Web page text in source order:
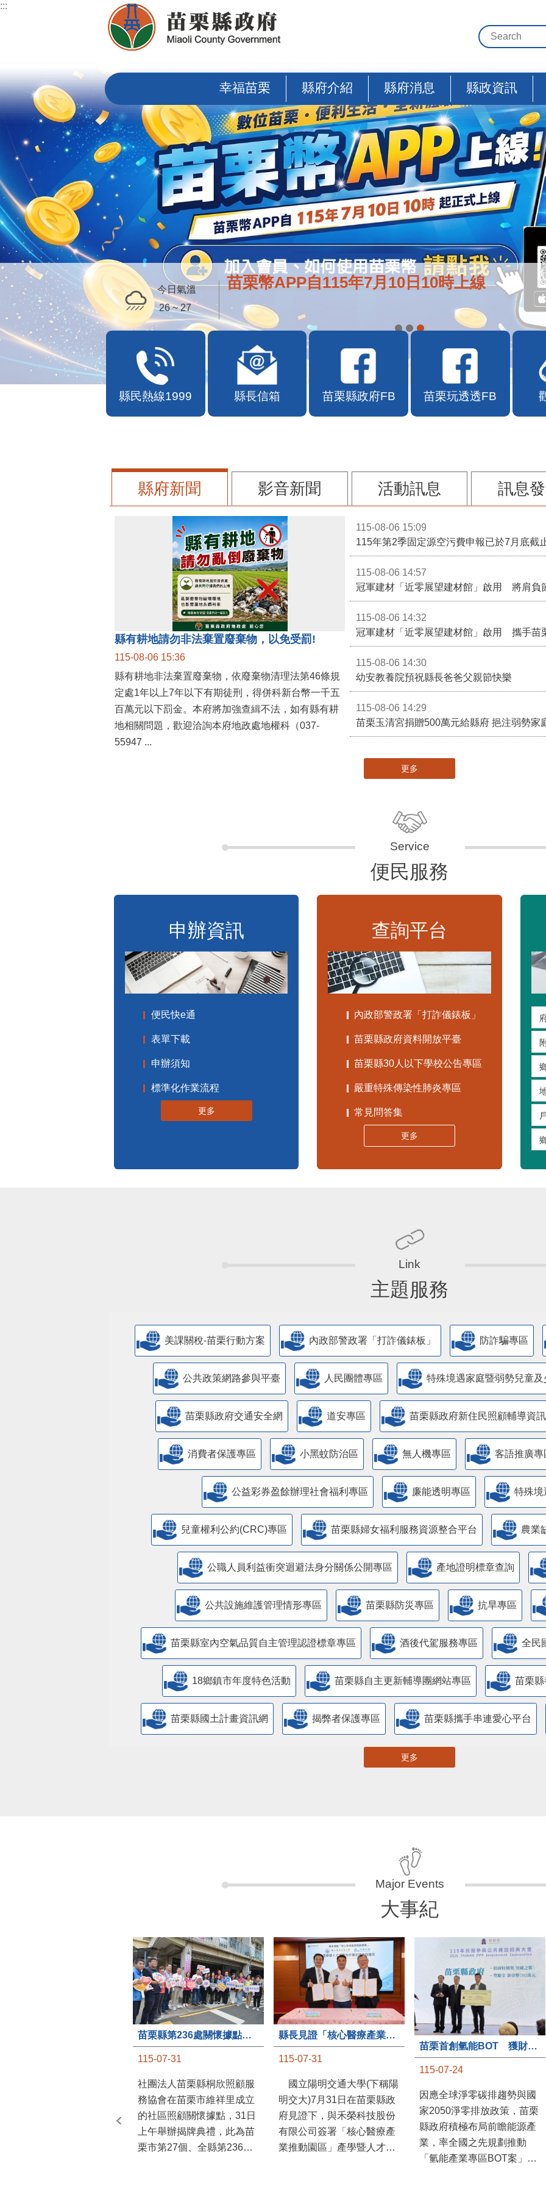
跳到主要內容區塊
:::
幸福苗栗 縣府介紹 縣府消息 縣政資訊
苗栗幣APP自115年7月10日10時上線
今日氣溫
26 ~ 27
縣民熱線1999 縣長信箱 苗栗縣政府FB 苗栗玩透透FB
縣府新聞 影音新聞 活動訊息 訊息
縣有耕地請勿非法棄置廢棄物，以免受罰!
115-08-06 15:36
縣有耕地非法棄置廢棄物，依廢棄物清理法第46條規
定處1年以上7年以下有期徒刑，得併科新台幣一千五
百萬元以下罰金。本府將加強查緝不法，如有縣有耕
地相關問題，歡迎洽詢本府地政處地權科（037-
115-08-06 15:09
115-08-06 14:57
冠軍建材「近零展望建材館」啟用 將肩負
115-08-06 14:32
冠軍建材「近零展望建材館」啟用 攜手苗
115-08-06 14:30
幼安教養院預祝縣長爸爸父親節快樂
115-08-06 14:29
苗栗玉清宮捐贈500萬元給縣府 挹注弱勢家
更多
便民服務
申辦資訊
便民快e通
表單下載
申辦須知
標準化作業流程
更多
查詢平台
內政部警政署「打詐儀錶板」
苗栗縣政府資料開放平臺
苗栗縣30人以下學校公告專區
嚴重特殊傳染性肺炎專區
常見問答集
更多
主題服務
美課關稅-苗栗行動方案 內政部警政署「打詐儀錶板」 防詐騙專區
公共政策網路參與平臺 人民團體專區 特殊境遇家庭暨弱勢兒童
苗栗縣政府交通安全網 道安專區 苗栗縣政府新住民照顧輔導資
消費者保護專區 小黑蚊防治區 無人機專區 客語推廣專
公益彩券盈餘辦理社會福利專區 廉能透明專區 特殊境
兒童權利公約(CRC)專區 苗栗縣婦女福利服務資源整合平台 農業
公職人員利益衝突迴避法身分關係公開專區 產地證明標章查詢
​公共設施維護管理情形專區 苗栗縣防災專區 抗旱專區
苗栗縣室內空氣品質自主管理認證標章專區 酒後代駕服務專區 全民
18鄉鎮市年度特色活動 苗栗縣自主更新輔導團網站專區 苗栗
苗栗縣國土計畫資訊網 揭弊者保護專區 苗栗縣攜手串連愛心平台
更多
大事紀
苗栗縣第236處關懷據點在苗栗市維祥里揭牌
115-07-31
社團法人苗栗縣桐欣照顧服
務協會在苗栗市維祥里成立
的社區照顧關懷據點，31日
上午舉辦揭牌典禮，此為苗
栗市第27個、全縣第236處
115-07-31
國立陽明交通大學(下稱陽
明交大)7月31日在苗栗縣政
府見證下，與禾榮科技股份
有限公司簽署「核心醫療產
業推動園區」產學暨人才培
苗栗首創氫能BOT 獲財政部「突破之翼」肯定
115-07-24
因應全球淨零碳排趨勢與國
家2050淨零排放政策，苗栗
縣政府積極布局前瞻能源產
業，率全國之先規劃推動
「氫能產業專區BOT案」，